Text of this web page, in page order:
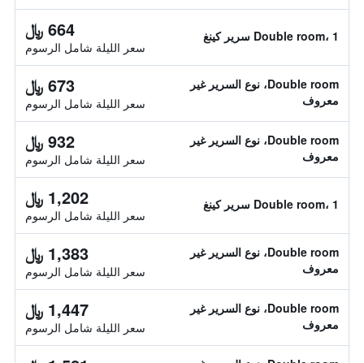
Double room، 1 سرير كينغ 664 ﷼
سعر الليلة شامل الرسوم
Double room، نوع السرير غير
معروف
673 ﷼
سعر الليلة شامل الرسوم
Double room، نوع السرير غير
معروف
932 ﷼
سعر الليلة شامل الرسوم
Double room، 1 سرير كينغ 1,202 ﷼
سعر الليلة شامل الرسوم
Double room، نوع السرير غير
معروف
1,383 ﷼
سعر الليلة شامل الرسوم
Double room، نوع السرير غير
معروف
1,447 ﷼
سعر الليلة شامل الرسوم